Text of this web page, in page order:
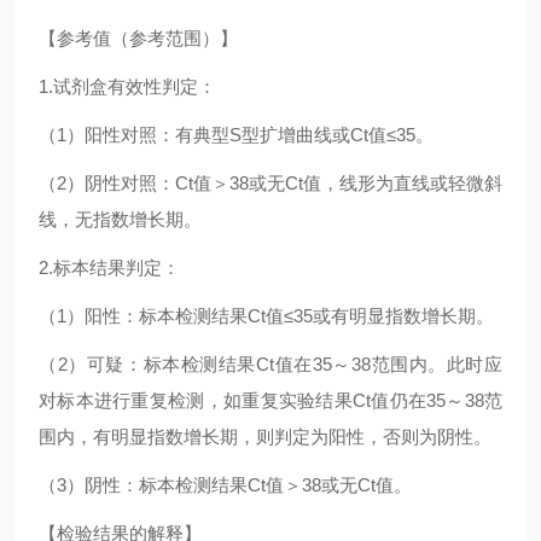
【参考值（参考范围）】
1.试剂盒有效性判定：
（1）阳性对照：有典型S型扩增曲线或Ct值≤35。
（2）阴性对照：Ct值＞38或无Ct值，线形为直线或轻微斜
线，无指数增长期。
2.标本结果判定：
（1）阳性：标本检测结果Ct值≤35或有明显指数增长期。
（2）可疑：标本检测结果Ct值在35～38范围内。此时应
对标本进行重复检测，如重复实验结果Ct值仍在35～38范
围内，有明显指数增长期，则判定为阳性，否则为阴性。
（3）阴性：标本检测结果Ct值＞38或无Ct值。
【检验结果的解释】